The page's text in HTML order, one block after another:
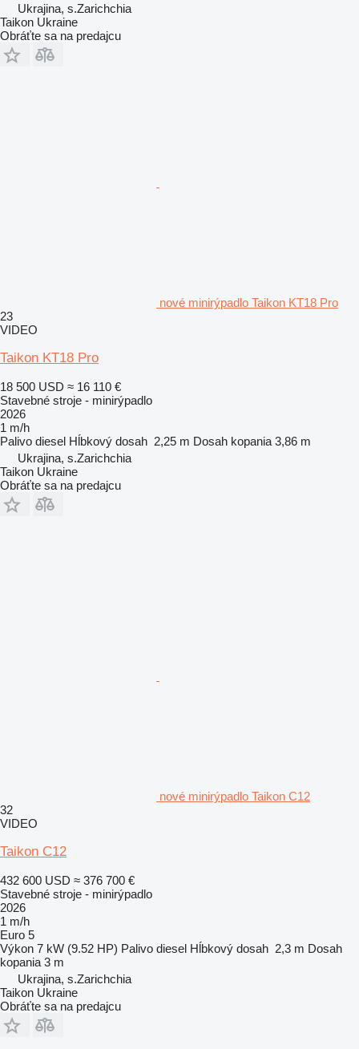
Ukrajina, s.Zarichchia
Taikon Ukraine
Obráťte sa na predajcu
nové minirýpadlo Taikon KT18 Pro
23
VIDEO
Taikon KT18 Pro
18 500 USD ≈ 16 110 €
Stavebné stroje - minirýpadlo
2026
1 m/h
Palivo diesel Hĺbkový dosah 2,25 m Dosah kopania 3,86 m
Ukrajina, s.Zarichchia
Taikon Ukraine
Obráťte sa na predajcu
nové minirýpadlo Taikon C12
32
VIDEO
Taikon C12
432 600 USD ≈ 376 700 €
Stavebné stroje - minirýpadlo
2026
1 m/h
Euro 5
Výkon 7 kW (9.52 HP) Palivo diesel Hĺbkový dosah 2,3 m Dosah
kopania 3 m
Ukrajina, s.Zarichchia
Taikon Ukraine
Obráťte sa na predajcu